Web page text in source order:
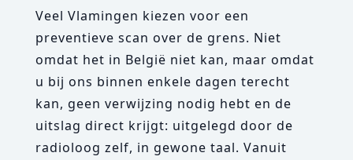
Veel Vlamingen kiezen voor een
preventieve scan over de grens. Niet
omdat het in België niet kan, maar omdat
u bij ons binnen enkele dagen terecht
kan, geen verwijzing nodig hebt en de
uitslag direct krijgt: uitgelegd door de
radioloog zelf, in gewone taal. Vanuit